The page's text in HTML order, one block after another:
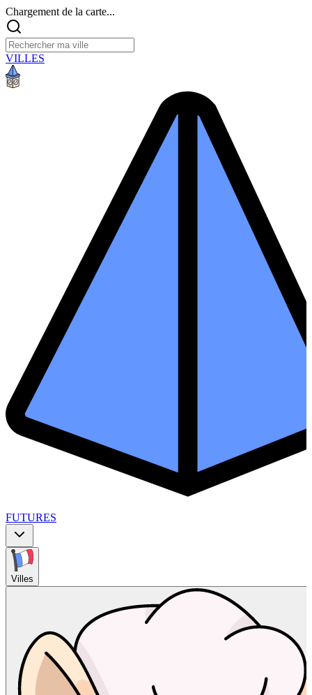
Chargement de la carte...
VILLES
FUTURES
Villes